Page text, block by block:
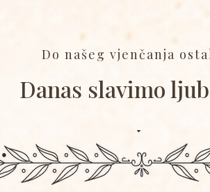
Do našeg vjenčanja
Danas slavimo